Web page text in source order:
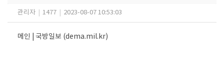
관리자 1477 2023-08-07 10:53:03
메인 | 국방일보 (dema.mil.kr)